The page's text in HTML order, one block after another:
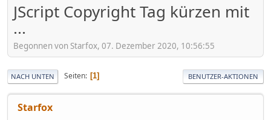
JScript Copyright Tag kürzen mit
...
Begonnen von Starfox, 07. Dezember 2020, 10:56:55
NACH UNTEN Seiten 1 BENUTZER-AKTIONEN
Starfox